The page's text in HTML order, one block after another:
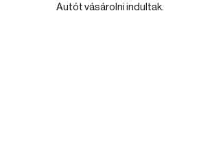
Autót vásárolni indultak.